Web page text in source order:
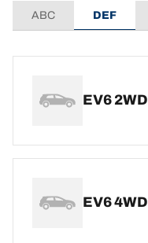
ABC DEF
EV6 2WD
EV6 4WD